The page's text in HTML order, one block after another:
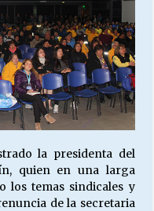
la presidenta del
quien en una larga
los temas sindicales y
de la secretaria